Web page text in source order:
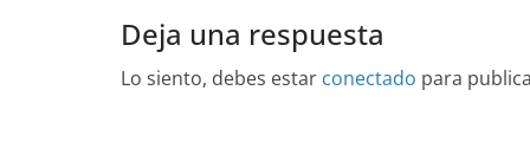
Deja una respuesta
Lo siento, debes estar conectado para